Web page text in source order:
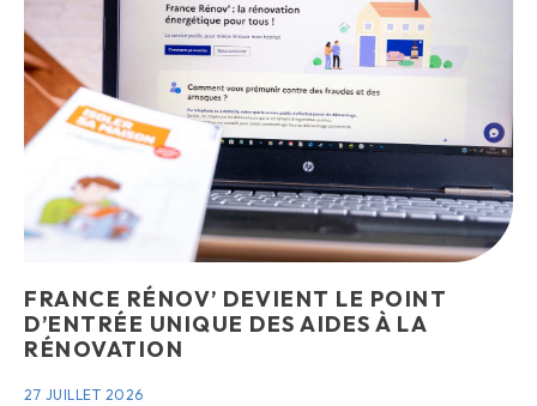
FRANCE RÉNOV’ DEVIENT LE POINT
D’ENTRÉE UNIQUE DES AIDES À LA
RÉNOVATION
27 JUILLET 2026